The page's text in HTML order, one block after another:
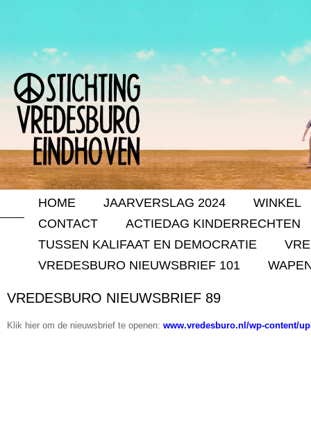
HOME JAARVERSLAG 2024
WINKEL
CONTACT
ACTIEDAG KINDERRECHTEN
TUSSEN KALIFAAT EN DEMOCRATIE
VREDESBURO NIEUWSBRIEF 101
VREDESBURO NIEUWSBRIEF 89
Klik hier om de nieuwsbrief te openen: www.vredesburo.nl/wp-content/